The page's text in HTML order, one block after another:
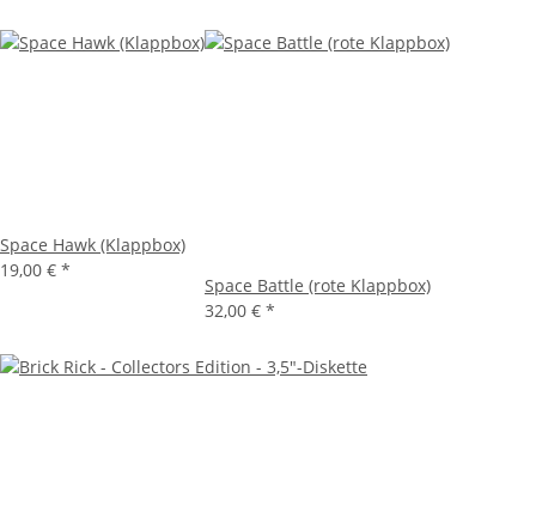
Space Hawk (Klappbox)
19,00 € *
Space Battle (rote Klappbox)
32,00 € *